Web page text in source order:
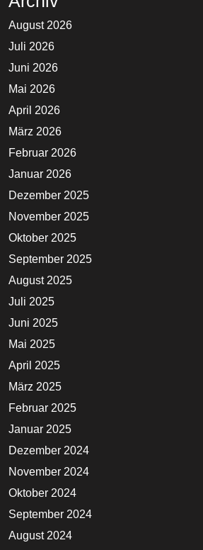
August 2026
Juli 2026
Juni 2026
Mai 2026
April 2026
März 2026
Februar 2026
Januar 2026
Dezember 2025
November 2025
Oktober 2025
September 2025
August 2025
Juli 2025
Juni 2025
Mai 2025
April 2025
März 2025
Februar 2025
Januar 2025
Dezember 2024
November 2024
Oktober 2024
September 2024
August 2024